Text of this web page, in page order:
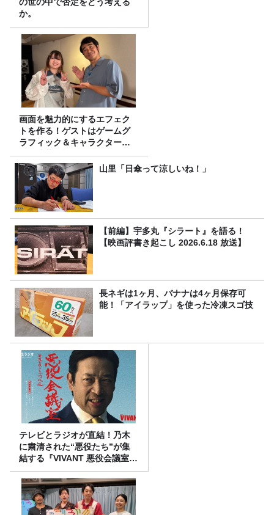
か。
画面を魅力的にするエフェク
トを作る！ゲストはゲームグ
ラフィック＆キャラクター専
攻の遠藤里桜さん！
山里「日傘って涼しいね！」
【前編】宇多丸『シラート』を語る！
【映画評書き起こし 2026.6.18 放送】
長ネギは1ヶ月、バナナは4ヶ月保存可
能！「アイラップ」を使った冷凍スゴ技
テレビとラジオが直結！乃木
に粛清された“悪役たち”が集
結する『VIVANT 悪役会議室』
7/26(日)23時スタート！